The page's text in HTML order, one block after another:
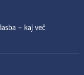
– kaj več